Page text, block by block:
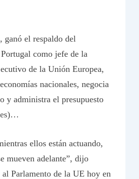
ganó el respaldo del
como jefe de la
de la Unión Europea,
nacionales, negocia
y administra el presupuesto
ellos están actuando,
mueven adelante”, dijo
Parlamento de la UE hoy en